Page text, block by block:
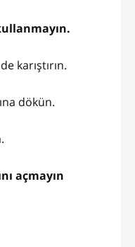
karıştırın.
dökün.
açmayın